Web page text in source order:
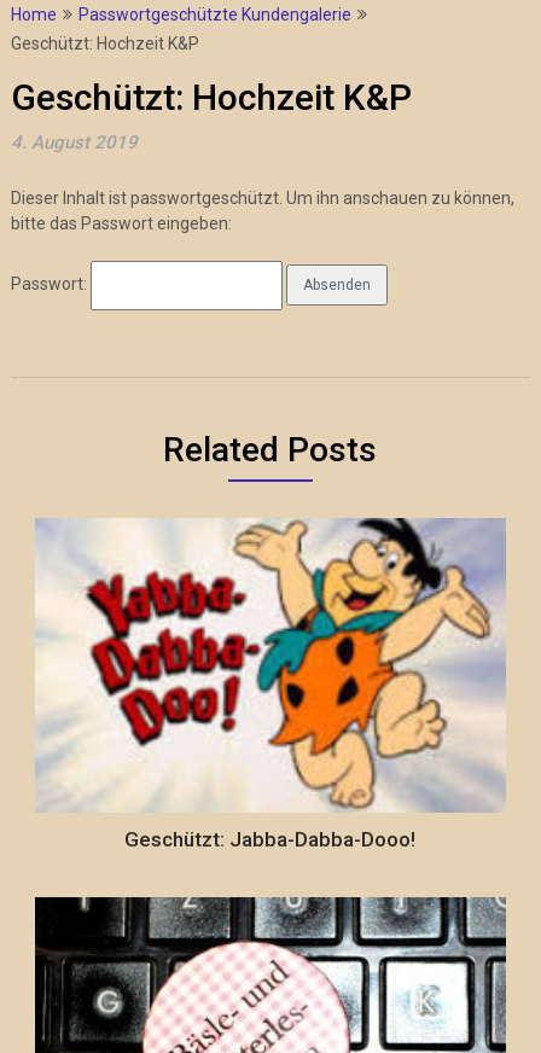
Home
Passwortgeschützte Kundengalerie
Geschützt: Hochzeit K&P
Geschützt: Hochzeit K&P
4. August 2019
Dieser Inhalt ist passwortgeschützt. Um ihn anschauen zu können,
bitte das Passwort eingeben:
Passwort:
Related Posts
Geschützt: Jabba-Dabba-Dooo!